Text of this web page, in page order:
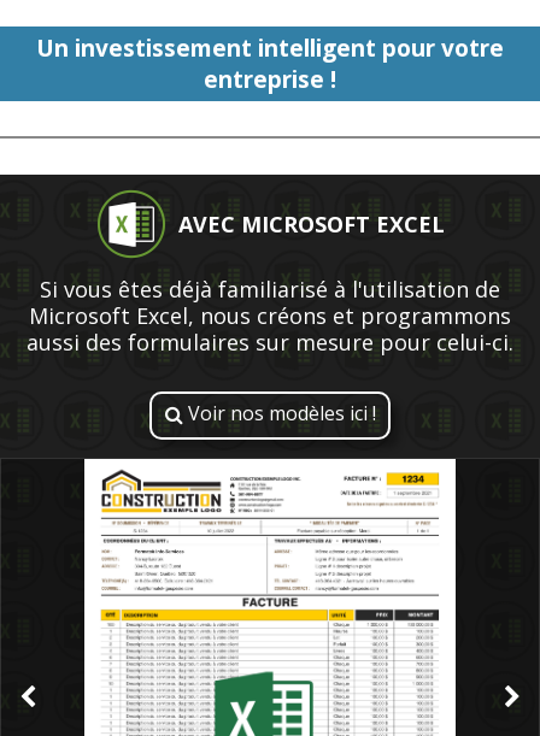
Un investissement intelligent pour votre
entreprise !
AVEC MICROSOFT EXCEL
Si vous êtes déjà familiarisé à l'utilisation de
Microsoft Excel, nous créons et programmons
aussi des formulaires sur mesure pour celui-ci.
 Voir nos modèles ici !